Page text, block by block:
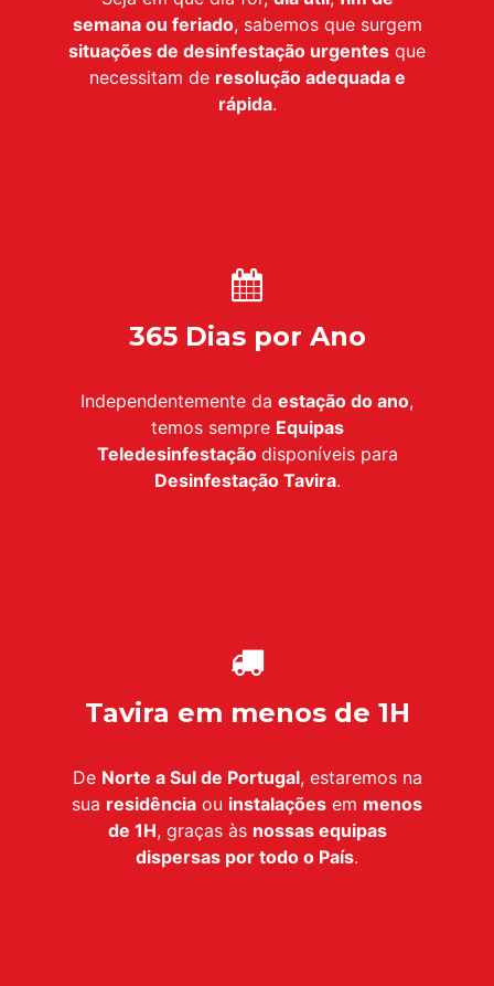
semana ou feriado, sabemos que surgem
situações de desinfestação urgentes que
necessitam de resolução adequada e
rápida.
365 Dias por Ano
Independentemente da estação do ano,
temos sempre Equipas
Teledesinfestação disponíveis para
DesinfestaçãoTavira.
Tavira em menos de 1H
De Norte a Sul de Portugal, estaremos na
sua residência ou instalações em menos
de 1H, graças às nossas equipas
dispersas por todo o País.